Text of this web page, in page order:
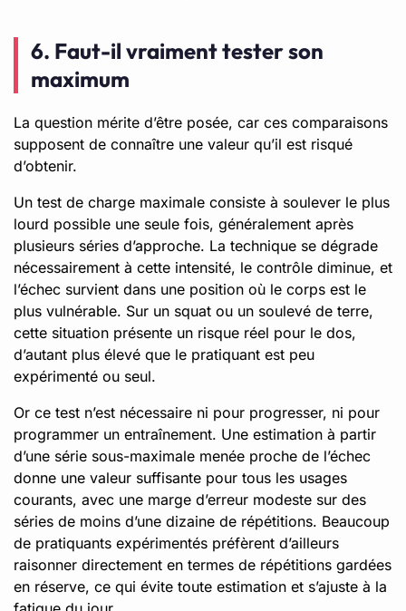
6. Faut-il vraiment tester son
maximum
La question mérite d’être posée, car ces comparaisons
supposent de connaître une valeur qu’il est risqué
d’obtenir.
Un test de charge maximale consiste à soulever le plus
lourd possible une seule fois, généralement après
plusieurs séries d’approche. La technique se dégrade
nécessairement à cette intensité, le contrôle diminue, et
l’échec survient dans une position où le corps est le
plus vulnérable. Sur un squat ou un soulevé de terre,
cette situation présente un risque réel pour le dos,
d’autant plus élevé que le pratiquant est peu
expérimenté ou seul.
Or ce test n’est nécessaire ni pour progresser, ni pour
programmer un entraînement. Une estimation à partir
d’une série sous-maximale menée proche de l’échec
donne une valeur suffisante pour tous les usages
courants, avec une marge d’erreur modeste sur des
séries de moins d’une dizaine de répétitions. Beaucoup
de pratiquants expérimentés préfèrent d’ailleurs
raisonner directement en termes de répétitions gardées
en réserve, ce qui évite toute estimation et s’ajuste à la